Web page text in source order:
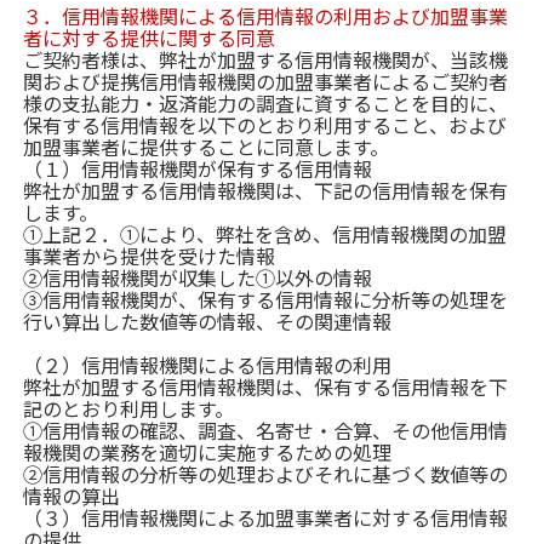
３．信用情報機関による信用情報の利用および加盟事業
者に対する提供に関する同意
ご契約者様は、弊社が加盟する信用情報機関が、当該機
関および提携信用情報機関の加盟事業者によるご契約者
様の支払能力・返済能力の調査に資することを目的に、
保有する信用情報を以下のとおり利用すること、および
加盟事業者に提供することに同意します。
（１）信用情報機関が保有する信用情報
弊社が加盟する信用情報機関は、下記の信用情報を保有
します。
①上記２．①により、弊社を含め、信用情報機関の加盟
事業者から提供を受けた情報
②信用情報機関が収集した①以外の情報
③信用情報機関が、保有する信用情報に分析等の処理を
行い算出した数値等の情報、その関連情報
（２）信用情報機関による信用情報の利用
弊社が加盟する信用情報機関は、保有する信用情報を下
記のとおり利用します。
①信用情報の確認、調査、名寄せ・合算、その他信用情
報機関の業務を適切に実施するための処理
②信用情報の分析等の処理およびそれに基づく数値等の
情報の算出
（３）信用情報機関による加盟事業者に対する信用情報